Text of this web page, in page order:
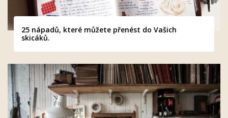
25 nápadů, které můžete přenést do Vašich
skicáků.